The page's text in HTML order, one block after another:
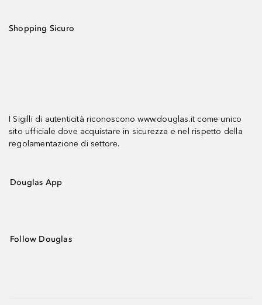
Shopping Sicuro
I Sigilli di autenticità riconoscono www.douglas.it come unico
sito ufficiale dove acquistare in sicurezza e nel rispetto della
regolamentazione di settore.
Douglas App
Follow Douglas